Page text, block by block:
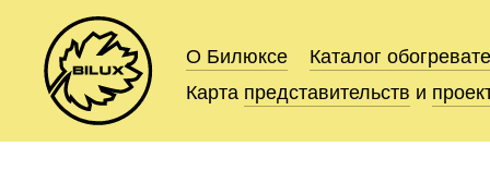
О Билюксе Каталог
Карта представительств и
О Билюксе Каталог
Карта представительств и